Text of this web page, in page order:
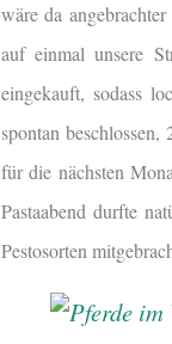
wäre da
auf einmal unsere
eingekauft, sodass
spontan
für die nächsten
Pastaabend durfte
Pestosorten